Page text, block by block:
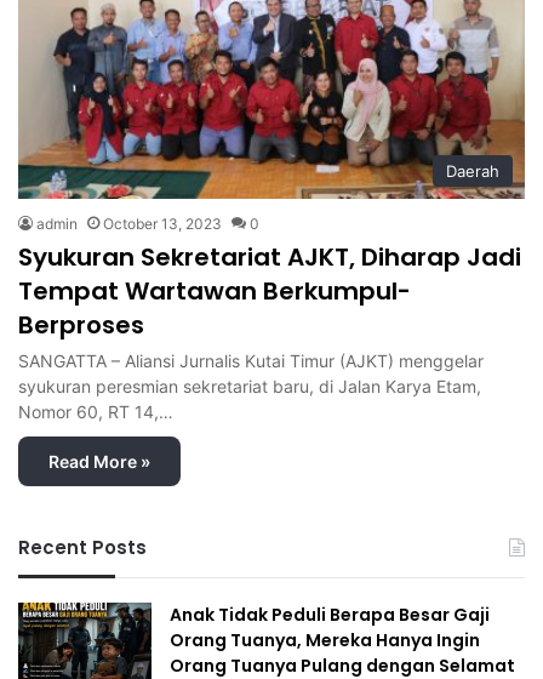
Daerah
admin October 13, 2023 0
Syukuran Sekretariat AJKT, Diharap Jadi
Tempat Wartawan Berkumpul-
Berproses
SANGATTA – Aliansi Jurnalis Kutai Timur (AJKT) menggelar
syukuran peresmian sekretariat baru, di Jalan Karya Etam,
Nomor 60, RT 14,…
Read More »
Recent Posts
Anak Tidak Peduli Berapa Besar Gaji
Orang Tuanya, Mereka Hanya Ingin
Orang Tuanya Pulang dengan Selamat